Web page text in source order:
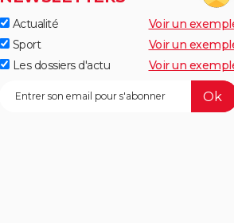
Actualité
Voir un
Sport
Voir un
Les dossiers d'actu
Voir un